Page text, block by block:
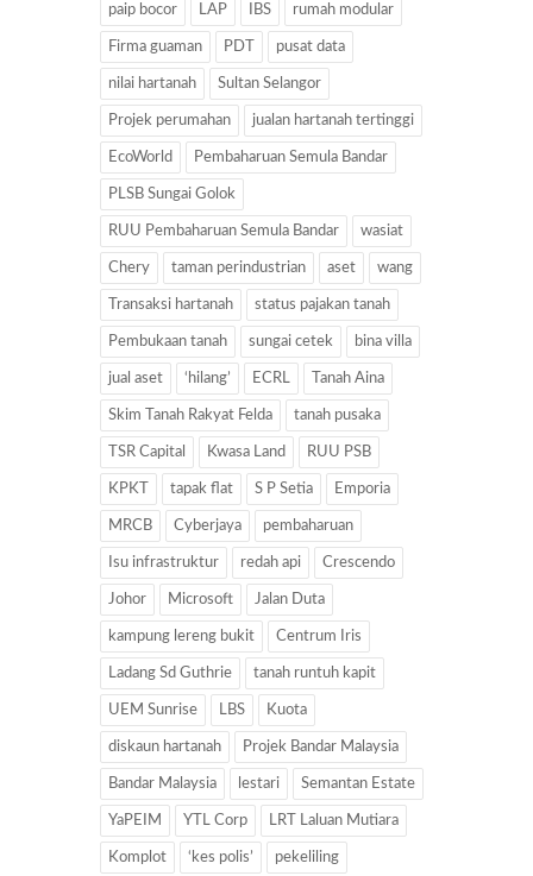
paip bocor LAP IBS rumah modular
Firma guaman PDT pusat data
nilai hartanah Sultan Selangor
Projek perumahan jualan hartanah tertinggi
EcoWorld Pembaharuan Semula Bandar
PLSB Sungai Golok
RUU Pembaharuan Semula Bandar wasiat
Chery taman perindustrian aset wang
Transaksi hartanah status pajakan tanah
Pembukaan tanah sungai cetek bina villa
jual aset ‘hilang’ ECRL Tanah Aina
Skim Tanah Rakyat Felda tanah pusaka
TSR Capital Kwasa Land RUU PSB
KPKT tapak flat S P Setia Emporia
MRCB Cyberjaya pembaharuan
Isu infrastruktur redah api Crescendo
Johor Microsoft Jalan Duta
kampung lereng bukit Centrum Iris
Ladang Sd Guthrie tanah runtuh kapit
UEM Sunrise LBS Kuota
diskaun hartanah Projek Bandar Malaysia
Bandar Malaysia lestari Semantan Estate
YaPEIM YTL Corp LRT Laluan Mutiara
Komplot ‘kes polis’ pekeliling